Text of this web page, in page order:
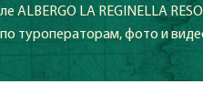
ALBERGO LA REGINELLA
туроператорам, фото и